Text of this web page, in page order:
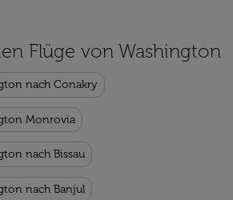
Flüge von Washington
nach Conakry
Monrovia
nach Bissau
nach Banjul